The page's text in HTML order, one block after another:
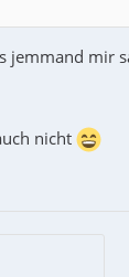
jemmand mir
nicht